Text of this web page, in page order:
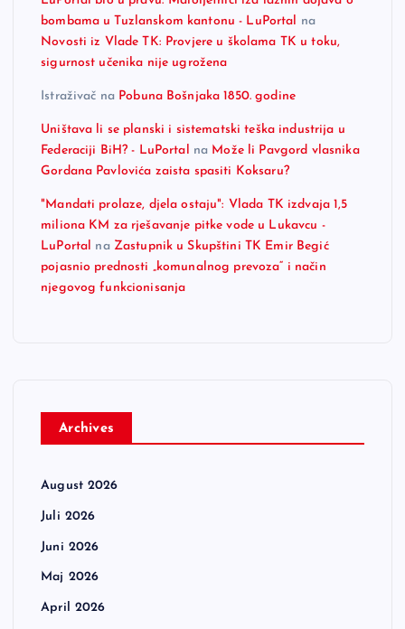
bombama u Tuzlanskom kantonu - LuPortal na
Novosti iz Vlade TK: Provjere u školama TK u toku,
sigurnost učenika nije ugrožena
Istraživač na Pobuna Bošnjaka 1850. godine
Uništava li se planski i sistematski teška industrija u
Federaciji BiH? - LuPortal na Može li Pavgord vlasnika
Gordana Pavlovića zaista spasiti Koksaru?
"Mandati prolaze, djela ostaju": Vlada TK izdvaja 1,5
miliona KM za rješavanje pitke vode u Lukavcu -
LuPortal na Zastupnik u Skupštini TK Emir Begić
pojasnio prednosti „komunalnog prevoza“ i način
njegovog funkcionisanja
Archives
August 2026
Juli 2026
Juni 2026
Maj 2026
April 2026